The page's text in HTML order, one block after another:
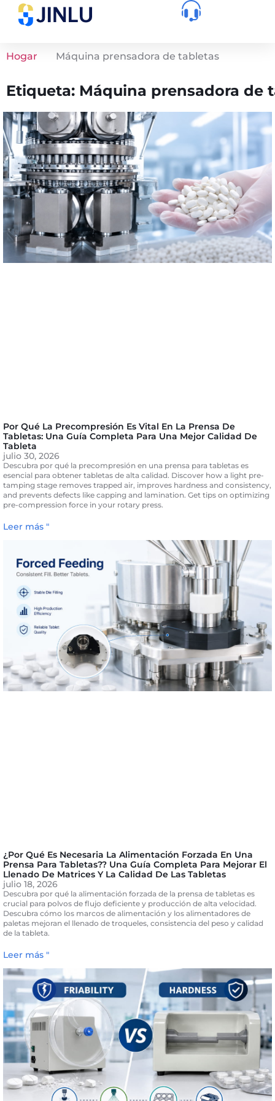
Hogar Máquina prensadora de tabletas
Etiqueta: Máquina prensadora de
Por Qué La Precompresión Es Vital En La Prensa De
Tabletas: Una Guía Completa Para Una Mejor Calidad De
Tableta
julio 30, 2026
Descubra por qué la precompresión en una prensa para tabletas es
esencial para obtener tabletas de alta calidad. Discover how a light pre-
tamping stage removes trapped air, improves hardness and consistency,
and prevents defects like capping and lamination. Get tips on optimizing
pre-compression force in your rotary press.
Leer más "
¿Por Qué Es Necesaria La Alimentación Forzada En Una
Prensa Para Tabletas?? Una Guía Completa Para Mejorar El
Llenado De Matrices Y La Calidad De Las Tabletas
julio 18, 2026
Descubra por qué la alimentación forzada de la prensa de tabletas es
crucial para polvos de flujo deficiente y producción de alta velocidad.
Descubra cómo los marcos de alimentación y los alimentadores de
paletas mejoran el llenado de troqueles, consistencia del peso y calidad
de la tableta.
Leer más "